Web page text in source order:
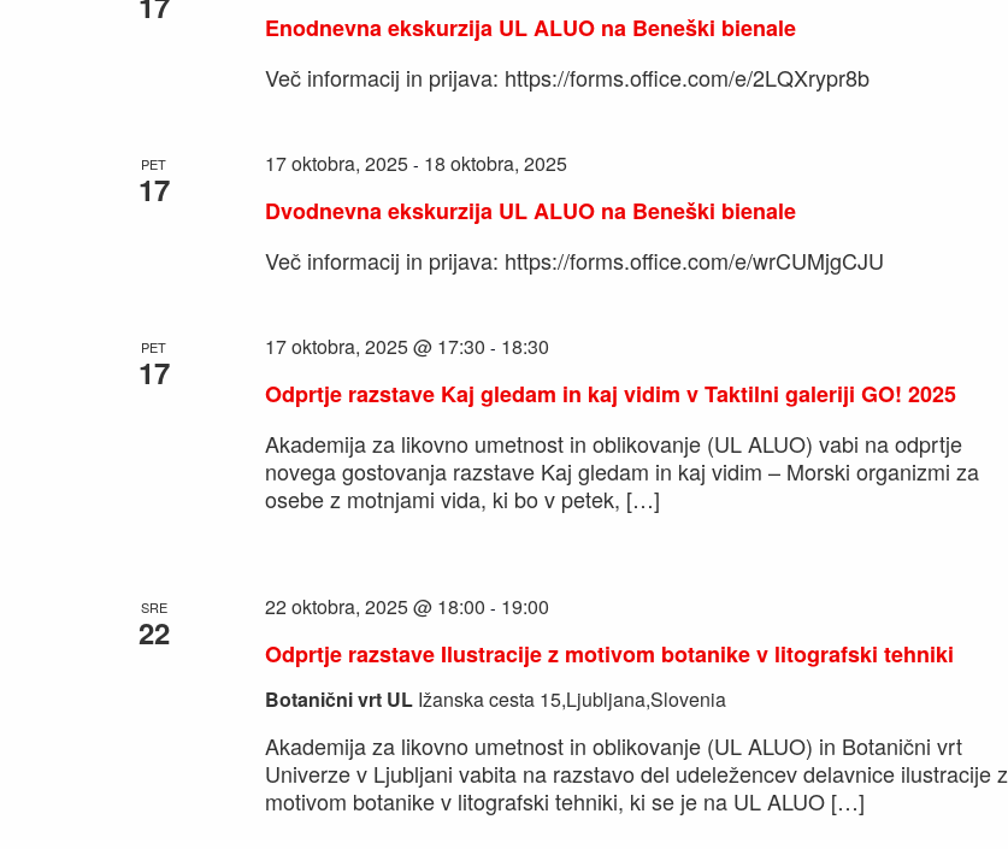
Enodnevna ekskurzija UL ALUO na Beneški bienale
Več informacij in prijava: https://forms.office.com/e/2LQXrypr8b
PET
17
Dvodnevna ekskurzija UL ALUO na Beneški bienale
17 oktobra, 2025- 18 oktobra, 2025
Več informacij in prijava: https://forms.office.com/e/wrCUMjgCJU
PET
17
Odprtje razstave Kaj gledam in kaj vidim v Taktilni galeriji GO! 2025
17 oktobra, 2025 @ 17:30 - 18:30
Akademija za likovno umetnost in oblikovanje (UL ALUO) vabi na odprtje
novega gostovanja razstave Kaj gledam in kaj vidim – Morski organizmi za
osebe z motnjami vida, ki bo v petek, […]
SRE
22
Odprtje razstave Ilustracije z motivom botanike v litografski tehniki
22 oktobra, 2025 @ 18:00 - 19:00
Botanični vrt UL Ižanska cesta 15,Ljubljana,Slovenia
Akademija za likovno umetnost in oblikovanje (UL ALUO) in Botanični vrt
Univerze v Ljubljani vabita na razstavo del udeležencev delavnice ilustracije z
motivom botanike v litografski tehniki, ki se je na UL ALUO […]